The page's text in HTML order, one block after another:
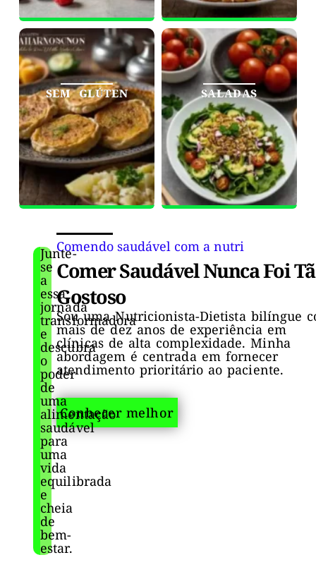
SEM GLÚTEN SALADAS
Comendo saudável com a nutri
Comer Saudável Nunca Foi
Gostoso
Sou uma Nutricionista-Dietista bilíngue
mais de dez anos de experiência em
clínicas de alta complexidade. Minha
abordagem é centrada em fornecer
atendimento prioritário ao paciente.
Conhecer melhor
Junte-
se
a
essa
jornada
transformadora
e
descubra
o
poder
de
uma
alimentação
saudável
para
uma
vida
equilibrada
e
cheia
de
bem-
estar.